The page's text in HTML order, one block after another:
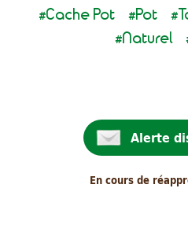
#Cache Pot #Pot #
#Naturel
Alerte
En cours de